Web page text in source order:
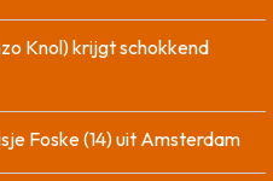
Knol) krijgt schokkend
Foske (14) uit Amsterdam